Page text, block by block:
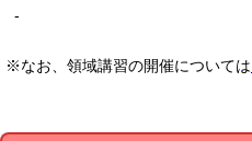
-
※なお、領域講習の開催については